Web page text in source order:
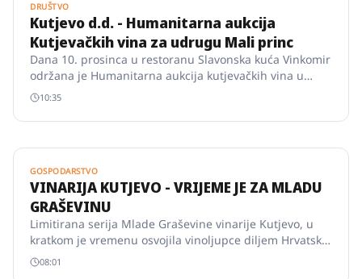
DRUŠTVO
Kutjevo d.d. - Humanitarna aukcija
Kutjevačkih vina za udrugu Mali princ
Dana 10. prosinca u restoranu Slavonska kuća Vinkomir
održana je Humanitarna aukcija kutjevačkih vina u
organizaciji tvrtke Kutjevo d.d. prilikom koje je
prikupljeno ukupno 12.747,87 eura za Udrugu Mali
princ, koja pruža podršku djeci s teškoćama u razvoju i
10:35
GOSPODARSTVO
VINARIJA KUTJEVO - VRIJEME JE ZA MLADU
GRAŠEVINU
Limitirana serija Mlade Graševine vinarije Kutjevo, u
kratkom je vremenu osvojila vinoljupce diljem Hrvatske
svojom izraženom svježinom i aromatičnošću.
08:01